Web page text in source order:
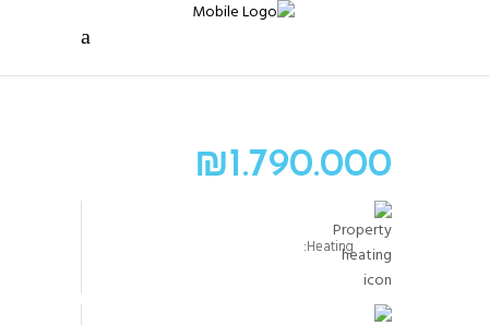
₪1.790.000
Heating: